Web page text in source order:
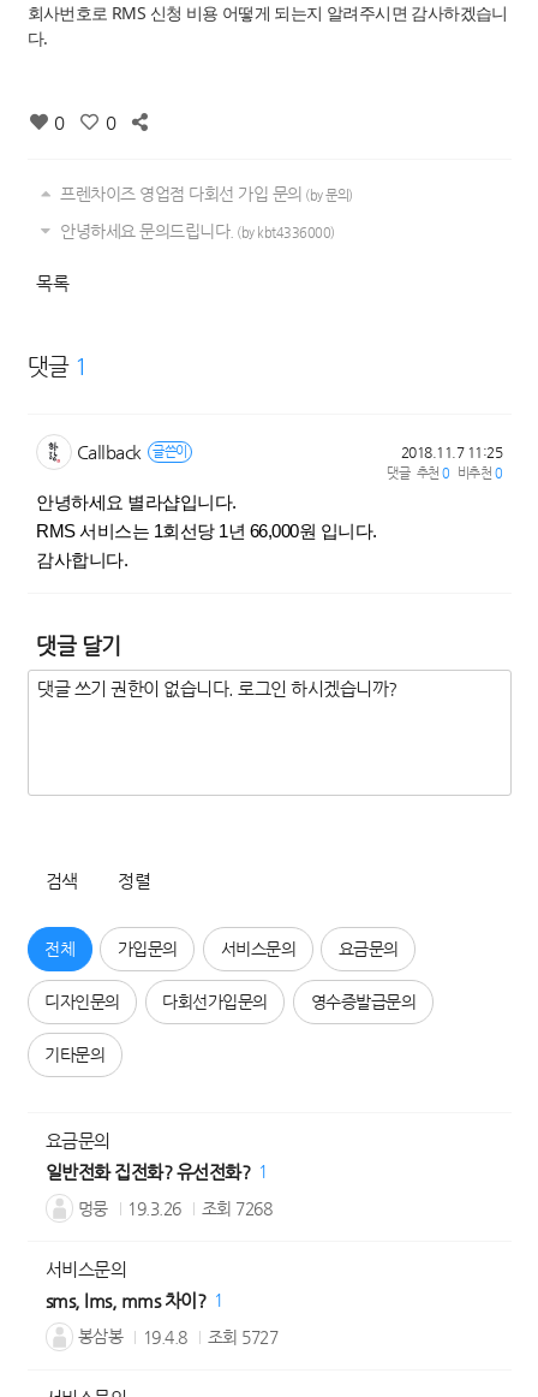
회사번호로 RMS 신청 비용 어떻게 되는지 알려주시면 감사하겠습니
다.
0 0
프렌차이즈 영업점 다회선 가입 문의 (by 문의)
안녕하세요 문의드립니다. (by kbt4336000)
목록
댓글 1
Callback 글쓴이 2018.11.7 11:25
댓글 추천0 비추천 0
안녕하세요 별라샵입니다.
RMS 서비스는 1회선당 1년 66,000원 입니다.
감사합니다.
댓글 달기
검색 정렬
전체 가입문의 서비스문의 요금문의
디자인문의 다회선가입문의 영수증발급문의
기타문의
요금문의
일반전화 집전화? 유선전화? 1
멍뭉 19.3.26 조회 7268
서비스문의
sms, lms, mms 차이? 1
봉삼봉 19.4.8 조회 5727